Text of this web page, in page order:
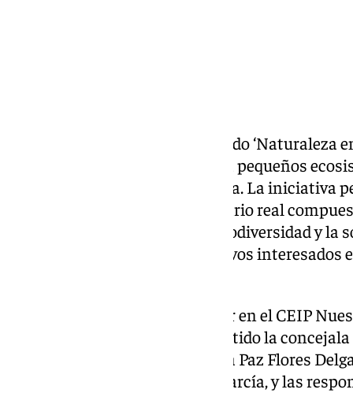
ha presentado ‘Naturaleza
educativo pionero que instalará pequeños
centros escolares de la provincia. La iniciativa
observe, cuide y estudie un acuario real
plantas y algas, acercando la biodiversidad y
y vivencial. Los centros educativos
La presentación ha tenido lugar en el CEIP
colegio seleccionado, y han asistido la
Ayuntamiento de Málaga, María Paz Flores
Fuengirola, Francisco de Asís García, y las